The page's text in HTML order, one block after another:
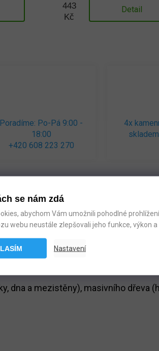
se nám zdá
abychom Vám umožnili pohodlné
webu neustále zlepšovali jeho funkce, výkon a
Nastavení
443
Kč
Detail
Poradíme: Po-Pá 9:00 -
18:00
+420 608 223 270
4x
dna a mezistěny), masivního dřeva